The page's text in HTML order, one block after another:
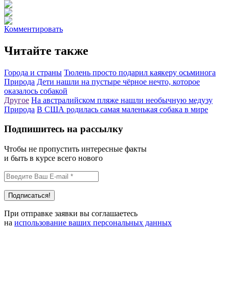
Комментировать
Читайте также
Города и страны Тюлень просто подарил каякеру осьминога
Природа Дети нашли на пустыре чёрное нечто, которое
оказалось собакой
Другое На австралийском пляже нашли необычную медузу
Природа В США родилась самая маленькая собака в мире
Подпишитесь на рассылку
Чтобы не пропустить интересные факты
и быть в курсе всего нового
При отправке заявки вы соглашаетесь
на использование ваших персональных данных